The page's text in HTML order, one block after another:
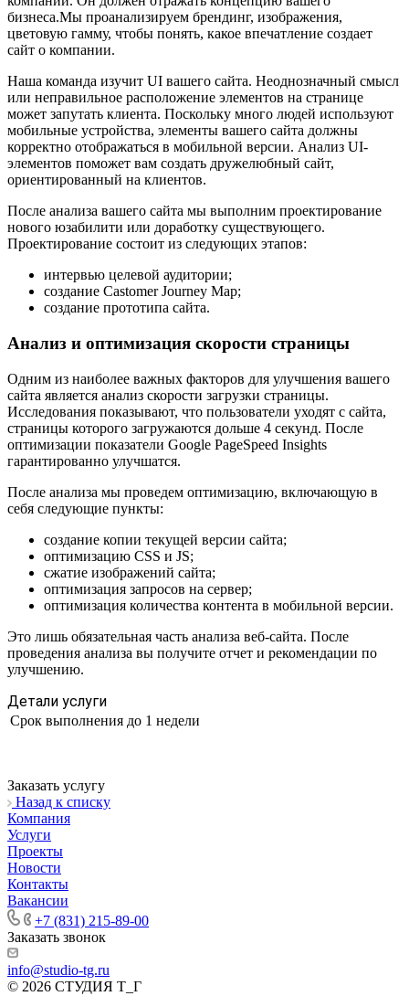
бизнеса.Мы проанализируем брендинг, изображения,
цветовую гамму, чтобы понять, какое впечатление создает
сайт о компании.
Наша команда изучит UI вашего сайта. Неоднозначный смысл
или неправильное расположение элементов на странице
может запутать клиента. Поскольку много людей используют
мобильные устройства, элементы вашего сайта должны
корректно отображаться в мобильной версии. Анализ UI-
элементов поможет вам создать дружелюбный сайт,
ориентированный на клиентов.
После анализа вашего сайта мы выполним проектирование
нового юзабилити или доработку существующего.
Проектирование состоит из следующих этапов:
интервью целевой аудитории;
создание Castomer Journey Map;
создание прототипа сайта.
Анализ и оптимизация скорости страницы
Одним из наиболее важных факторов для улучшения вашего
сайта является анализ скорости загрузки страницы.
Исследования показывают, что пользователи уходят с сайта,
страницы которого загружаются дольше 4 секунд. После
оптимизации показатели Google PageSpeed Insights
гарантированно улучшатся.
После анализа мы проведем оптимизацию, включающую в
себя следующие пункты:
создание копии текущей версии сайта;
оптимизацию CSS и JS;
сжатие изображений сайта;
оптимизация запросов на сервер;
оптимизация количества контента в мобильной версии.
Это лишь обязательная часть анализа веб-сайта. После
проведения анализа вы получите отчет и рекомендации по
улучшению.
Детали услуги
Срок выполнения до 1 недели
Заказать услугу
Назад к списку
Компания
Услуги
Проекты
Новости
Контакты
Вакансии
+7 (831) 215-89-00
Заказать звонок
info@studio-tg.ru
© 2026 СТУДИЯ Т_Г